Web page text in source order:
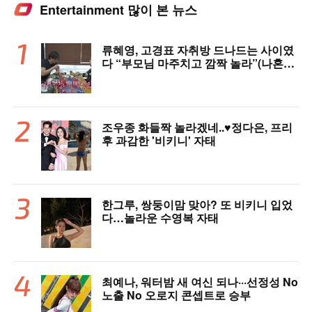
Entertainment 많이 본 뉴스
류혜영, 고경표 자취방 드나드는 사이였
다 “부모님 마주치고 깜짝 놀라”(나혼자
조우종 화들짝 놀라겠네..♥정다은, 프리
후 과감한 '비키니' 자태
한그루, 쌍둥이맘 맞아? 또 비키니 입었
다…놀라운 수영복 자태
최예나, 워터밤 새 여신 되나···선정성 No
노출 No 오로지 콘셉트로 승부